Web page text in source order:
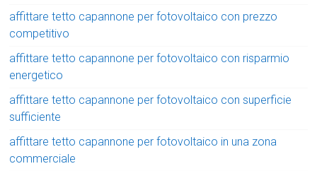
affittare tetto capannone per fotovoltaico con prezzo
competitivo
affittare tetto capannone per fotovoltaico con risparmio
energetico
affittare tetto capannone per fotovoltaico con superficie
sufficiente
affittare tetto capannone per fotovoltaico in una zona
commerciale